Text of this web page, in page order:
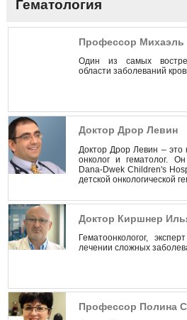
Гематология
Профессор
Один из самых
области заболеваний
Доктор Дрор Левин
Доктор Дрор Левин – это
онколог и гематолог.
Dana-Dwek Children's
детской онкологической
Доктор Киршнер
Гематоонкологог,
лечении сложных
Профессор Полина